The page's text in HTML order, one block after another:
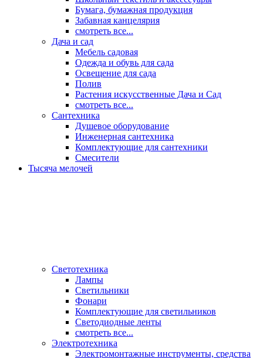
Бумага, бумажная продукция
Забавная канцелярия
смотреть все...
Дача и сад
Мебель садовая
Одежда и обувь для сада
Освещение для сада
Полив
Растения искусственные Дача и Сад
смотреть все...
Сантехника
Душевое оборудование
Инженерная сантехника
Комплектующие для сантехники
Смесители
Тысяча мелочей
Светотехника
Лампы
Светильники
Фонари
Комплектующие для светильников
Светодиодные ленты
смотреть все...
Электротехника
Электромонтажные инструменты, средства